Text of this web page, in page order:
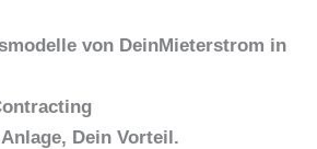
von DeinMieterstrom in
Dein Vorteil.